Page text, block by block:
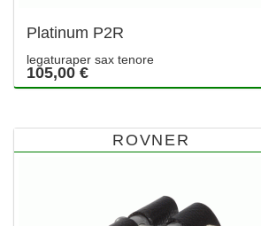
Platinum P2R
legaturaper sax tenore
105,00 €
ROVNER